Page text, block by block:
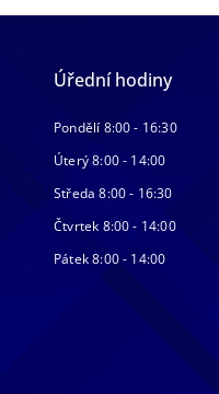
Úřední hodiny
Pondělí 8:00 - 16:30
Úterý 8:00 - 14:00
Středa 8:00 - 16:30
Čtvrtek 8:00 - 14:00
Pátek 8:00 - 14:00